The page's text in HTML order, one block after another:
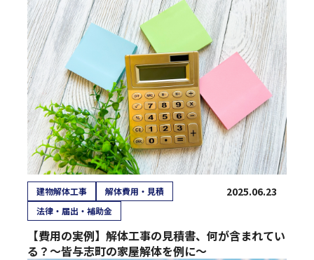
建物解体工事
解体費用・見積
法律・届出・補助金
2025.06.23
【費用の実例】解体工事の見積書、何が含まれてい
る？〜皆与志町の家屋解体を例に〜